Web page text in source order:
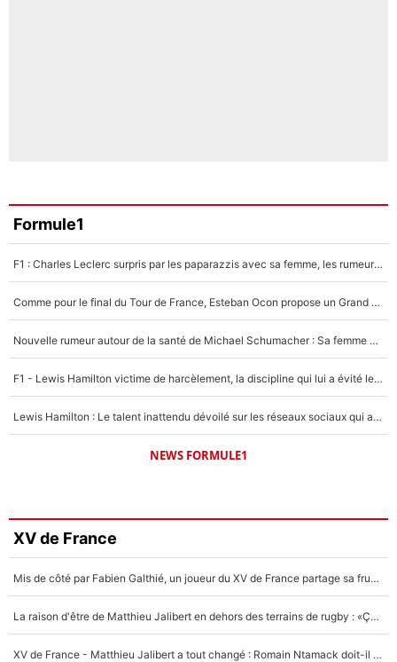
Formule1
F1 : Charles Leclerc surpris par les paparazzis avec sa femme, les rumeurs étaient vraies !
Comme pour le final du Tour de France, Esteban Ocon propose un Grand Prix de Formule 1 à Paris : «Autour de l’Arc de Triomphe, ce serait génial» !
Nouvelle rumeur autour de la santé de Michael Schumacher : Sa femme Corinna sort du silence
F1 - Lewis Hamilton victime de harcèlement, la discipline qui lui a évité le pire : «J'aurais probablement mal tourné»
Lewis Hamilton : Le talent inattendu dévoilé sur les réseaux sociaux qui a impressionné Kim Kardashian pendant leurs vacances en amoureux !
NEWS FORMULE1
XV de France
Mis de côté par Fabien Galthié, un joueur du XV de France partage sa frustration : «ils ne me l’ont pas dit tout de suite»
La raison d'être de Matthieu Jalibert en dehors des terrains de rugby : «Ça m'atteint autant que si tu touches à un membre de ma famille»
XV de France - Matthieu Jalibert a tout changé : Romain Ntamack doit-il s’inquiéter pour sa place à un an de la Coupe du monde ?